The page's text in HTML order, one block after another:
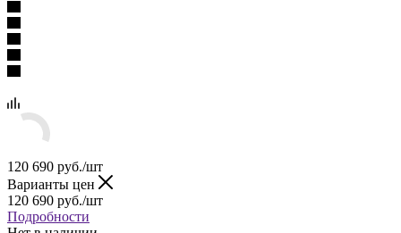
120 690 руб./шт
Варианты цен
120 690 руб./шт
Подробности